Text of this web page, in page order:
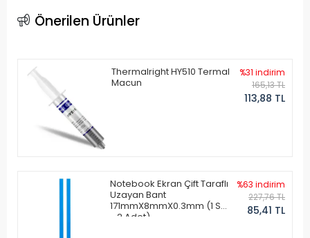
Önerilen Ürünler
Thermalright HY510 Termal
Macun
%31 indirim
165,13 TL
113,88 TL
Notebook Ekran Çift Taraflı
Uzayan Bant
171mmX8mmX0.3mm (1 Set
- 2 Adet)
%63 indirim
227,76 TL
85,41 TL